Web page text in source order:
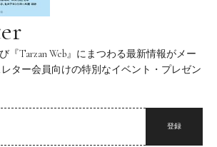
『Tarzan Web』にまつわる最新情報がメー
ター会員向けの特別なイベント・プレゼン
登録